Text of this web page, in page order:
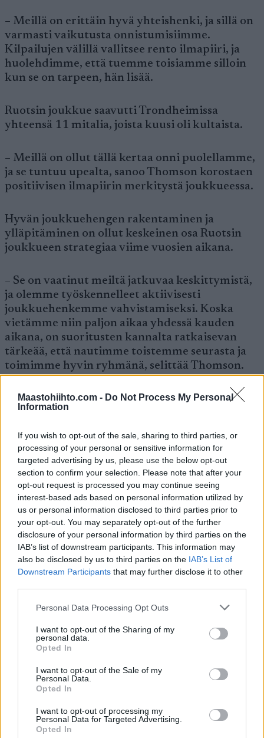
Maastohiihto.com - Do Not Process My Personal
Information
If you wish to opt-out of the sale, sharing to third parties, or
processing of your personal or sensitive information for
targeted advertising by us, please use the below opt-out
section to confirm your selection. Please note that after your
opt-out request is processed you may continue seeing
interest-based ads based on personal information utilized by
us or personal information disclosed to third parties prior to
your opt-out. You may separately opt-out of the further
disclosure of your personal information by third parties on the
IAB’s list of downstream participants. This information may
also be disclosed by us to third parties on the IAB’s List of
Downstream Participants that may further disclose it to other
Please note that this website/app uses one or more Google
not limited to your visit or usage behaviour. You may click to
grant or deny consent to Google and its third-party tags to
use your data for below specified purposes in below Google
consent section.
Personal Data Processing Opt Outs
I want to opt-out of the Sharing of my
personal data.
Opted In
I want to opt-out of the Sale of my
Personal Data.
Opted In
I want to opt-out of processing my
Personal Data for Targeted Advertising.
Opted In
– Meillä on erittäin hyvä yhteishenki, ja sillä on
varmasti vaikutusta onnistumisiimme.
Kilpailujen välillä vallitsee rento ilmapiiri, ja
huolehdimme, että tuemme toisiamme silloin
kun se on tarpeen, hän lisää.
Ruotsin joukkue saavutti Trondheimissa
yhteensä 11 mitalia, joista kuusi oli kultaista.
– Meillä on ollut tällä kertaa onni puolellamme,
ja se tuntuu upealta, sanoo Thomson korostaen
positiivisen ilmapiirin merkitystä joukkueessa.
Hyvän joukkuehengen rakentaminen ja
ylläpitäminen on ollut keskeinen osa Ruotsin
joukkueen strategiaa viime vuosien aikana.
– Se on vaatinut meiltä jatkuvaa keskittymistä,
ja olemme työskennelleet aktiivisesti
joukkuehenkemme vahvistamiseksi. Koska
vietämme niin paljon aikaa yhdessä kauden
aikana, on suoritusten kannalta ratkaisevan
tärkeää, että nautimme toistemme seurasta ja
toimimme hyvin ryhmänä, selittää Thomson.
Myös Frida Karlsson vahvisti tämän sen jälkeen,
kun hänen joukkuetoverinsa Ebba Andersson
– Viime päivinä Ebba on säteillyt energiaa, ja me
kaikki olemme halunneet olla hänen
ympärillään, Karlsson kertoi.
Ruotsin joukkueella joustava
strategia
vuonna ennen MM-kilpailuja ruotsalaiset
tekivät yksilöllisiä valintoja. Osa urheilijoista
harjoitteli paljon korkealla, kun taas toiset
suosivat harjoittelua merenpinnan tasolla.
– Olemme antaneet urheilijoille enemmän
omiin tarpeisiinsa. Korkeanpaikan harjoittelu ei
toimi kaikille, joten olemme valinneet